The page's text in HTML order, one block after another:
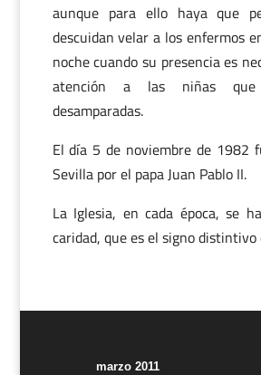
aunque para ello haya que
descuidan velar a los enfermos
noche cuando su presencia es
atención a las niñas que
desamparadas.
El día 5 de noviembre de 1982
Sevilla por el papa Juan Pablo II.
La Iglesia, en cada época, se
caridad, que es el signo distintivo
marzo 2011